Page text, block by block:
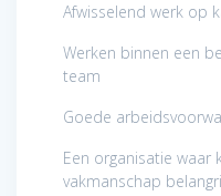
Afwisselend werk op
Werken binnen een
team
Goede
Een organisatie waar
vakmanschap